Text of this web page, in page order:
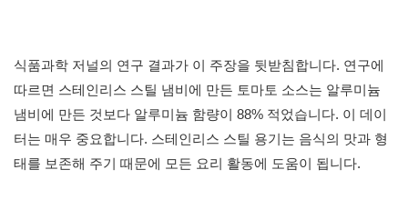
식품과학 저널의 연구 결과가 이 주장을 뒷받침합니다. 연구에
따르면 스테인리스 스틸 냄비에 만든 토마토 소스는 알루미늄
냄비에 만든 것보다 알루미늄 함량이 88% 적었습니다. 이 데이
터는 매우 중요합니다. 스테인리스 스틸 용기는 음식의 맛과 형
태를 보존해 주기 때문에 모든 요리 활동에 도움이 됩니다.